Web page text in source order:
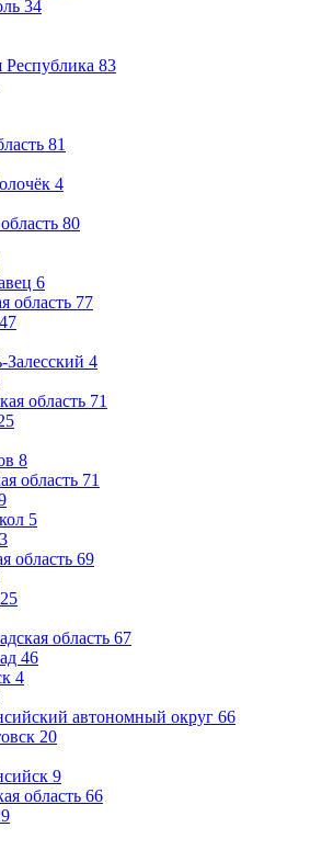
34
Республика 83
81
4
80
6
область 77
47
Залесский 4
область 71
8
область 71
5
3
область 69
25
область 67
46
4
автономный округ 66
20
9
область 66